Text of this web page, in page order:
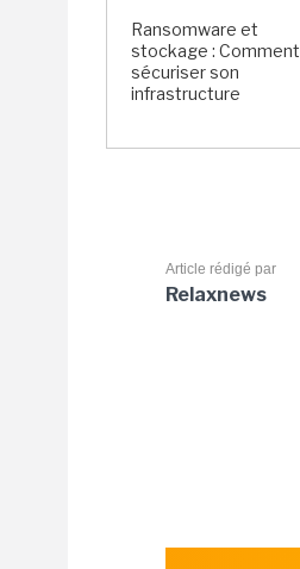
Ransomware et
stockage : Comment
sécuriser son
infrastructure
Article rédigé par
Relaxnews